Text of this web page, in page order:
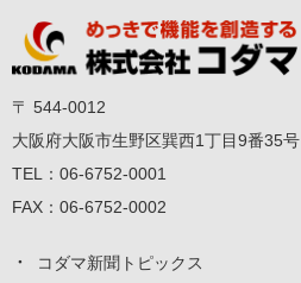
〒 544-0012
大阪府大阪市生野区巽西1丁目9番35号
TEL： 06-6752-0001
FAX： 06-6752-0002
コダマ新聞トピックス